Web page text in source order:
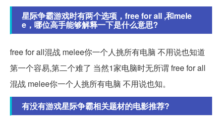
星际争霸游戏时有两个选项，free for all ,和mele
e，哪位高手能够解释一下是什么意思?
free for all混战 melee你一个人挑所有电脑 不用说也知道
第一个容易,第二个难了 当然1家电脑时无所谓 free for all
混战 melee你一个人挑所有电脑 不用说也知。
有没有游戏星际争霸相关题材的电影推荐?